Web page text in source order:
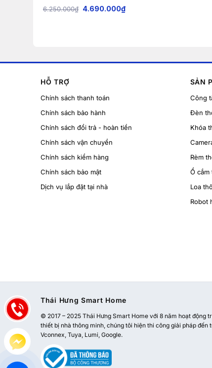
6.250.000₫ 4.690.000₫
HỖ TRỢ
Chính sách thanh toán
Chính sách bảo hành
Chính sách đổi trả - hoàn tiền
Chính sách vận chuyển
Chính sách kiểm hàng
Chính sách bảo mật
Dịch vụ lắp đặt tại nhà
SẢN
Công
Đèn
Khóa
Rèm
Ổ cắm
Loa
Robot
Thái Hưng Smart Home
© 2017 – 2025 Thái Hưng Smart Home với 8 năm hoạt động
thiết bị nhà thông minh, chúng tôi hiện thi công giải pháp đến
Vconnex, Tuya, Lumi, Google.